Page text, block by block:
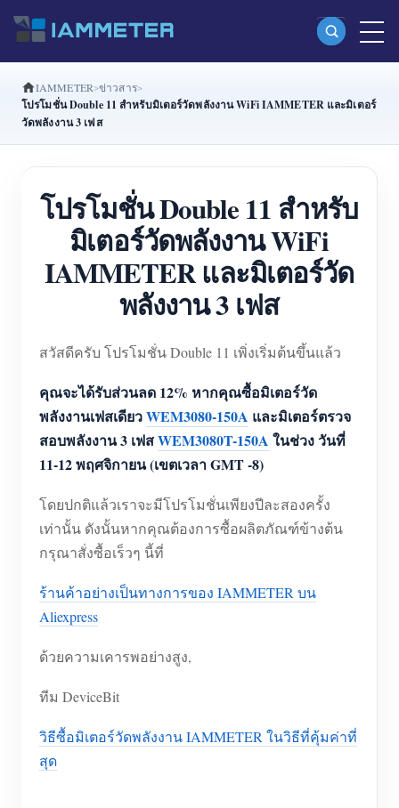
ผลิตภัณฑ์
มิเตอร์พลังงาน Wi-Fi แบบ Split Phase (WEM2067)
มิเตอร์พลังงาน Wi-Fi สามเฟส (WEM3080T)
มิเตอร์พลังงาน Wi-Fi สามเฟส (WEM3046T)
มิเตอร์พลังงาน Wi-Fi สามเฟส (WEM3050T)
ตัวควบคุมกำลัง WiFi
เครื่องชาร์จ EV
โปรแกรมจำลอง IAMMETER
มิเตอร์เสมือน
ระบบพยากรณ์และจำลองพลังงาน
แอปพลิเคชัน
ตัวตรวจสอบพลังงานระบบโซลาร์ PV
ตัวตรวจสอบการใช้ไฟฟ้า
ระบบควบคุมฮีตเตอร์ PV
ร้านค้า
แหล่งข้อมูล
คู่มือเริ่มต้นใช้งานผลิตภัณฑ์
เอกสาร
ชุมชน
โปรแกรมผู้ร่วมพัฒนา
ศูนย์ผู้ร่วมพัฒนา
โซลูชัน
ติดต่อ
IAMMETER ข่าวสาร
โปรโมชั่น Double 11 สำหรับมิเตอร์วัดพลังงาน WiFi IAMMETER และมิเตอร์
วัดพลังงาน 3 เฟส
โปรโมชั่น Double 11 สำหรับ
มิเตอร์วัดพลังงาน WiFi
IAMMETER และมิเตอร์วัด
พลังงาน 3 เฟส
สวัสดีครับ โปรโมชั่น Double 11 เพิ่งเริ่มต้นขึ้นแล้ว
คุณจะได้รับส่วนลด 12% หากคุณซื้อมิเตอร์วัด
พลังงานเฟสเดียวWEM3080-150A และมิเตอร์ตรวจ
สอบพลังงาน 3 เฟสWEM3080T-150A ในช่วงวันที่
11-12 พฤศจิกายน (เขตเวลา GMT -8)
โดยปกติแล้วเราจะมีโปรโมชั่นเพียงปีละสองครั้ง
เท่านั้น ดังนั้นหากคุณต้องการซื้อผลิตภัณฑ์ข้างต้น
กรุณาสั่งซื้อเร็วๆ นี้ที่
ร้านค้าอย่างเป็นทางการของ IAMMETER บน
Aliexpress
ด้วยความเคารพอย่างสูง,
ทีม DeviceBit
วิธีซื้อมิเตอร์วัดพลังงาน IAMMETER ในวิธีที่คุ้มค่าที่
สุด